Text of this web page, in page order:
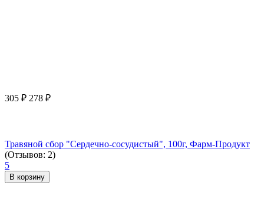
305 ₽ 278 ₽
Травяной сбор "Сердечно-сосудистый", 100г, Фарм-Продукт
(Отзывов: 2)
5
В корзину